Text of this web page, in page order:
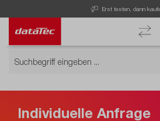
Erst testen, dann
Individuelle Anfrage